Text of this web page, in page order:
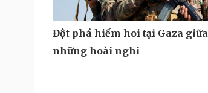
Đột phá hiếm hoi tại Gaza giữa
những hoài nghi